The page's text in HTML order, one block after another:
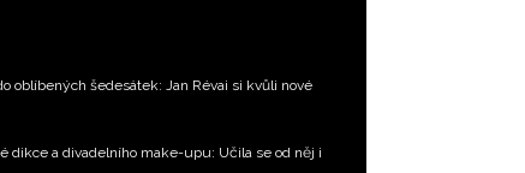
oblíbených šedesátek: Jan Révai si kvůli nové
dikce a divadelního make-upu: Učila se od něj i